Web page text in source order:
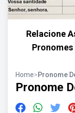
Relacione
Pronomes
Home>Pronome
Pronome